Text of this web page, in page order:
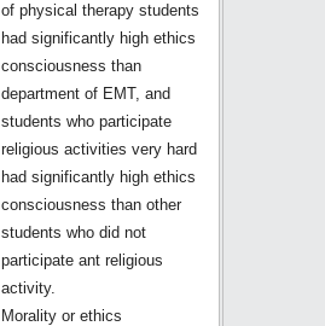
of physical therapy students
had significantly high ethics
consciousness than
department of EMT, and
students who participate
religious activities very hard
had significantly high ethics
consciousness than other
students who did not
participate ant religious
activity.
Morality or ethics